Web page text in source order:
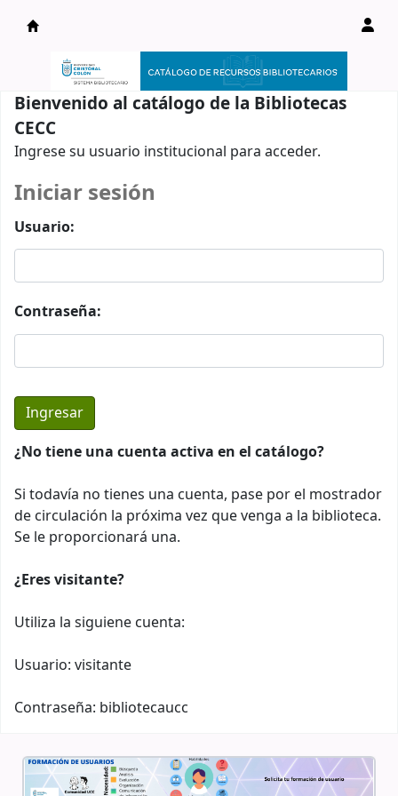
Catálogo en línea
Bienvenido al catálogo de la Bibliotecas
CECC
Ingrese su usuario institucional para acceder.
Iniciar sesión
Usuario:
Contraseña:
¿No tiene una cuenta activa en el catálogo?
Si todavía no tienes una cuenta, pase por el mostrador
de circulación la próxima vez que venga a la biblioteca.
Se le proporcionará una.
¿Eres visitante?
Utiliza la siguiene cuenta:
Usuario: visitante
Contraseña: bibliotecaucc